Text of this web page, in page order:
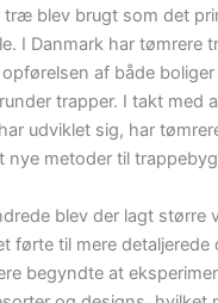
træ blev brugt som det
I Danmark har tømrere
af både
trapper. I takt med
udviklet sig, har
nye metoder til
blev der lagt
førte til mere
begyndte at